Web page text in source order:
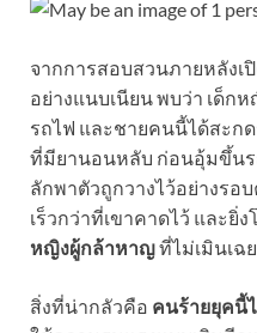
จากการสอบสวนภายหลังเ
อย่างแนบเนียน พบว่า เด็ก
รถไฟ และชายคนนี้ได้สะก
ที่มียานอนหลับ ก่อนอุ้มขึ้นร
ลักพาตัวถูกวางไว้อย่างร
เร็วกว่าที่เขาคาดไว้ และยิ่
หญิงผู้กล้าหาญที่ไม่เมินเ
สิ่งที่น่ากลัวคือ คนร้ายยุคนี้ไ